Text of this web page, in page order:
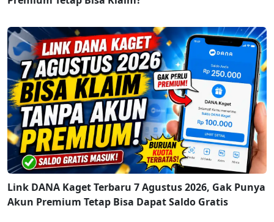
Link DANA Kaget Terbaru 7 Agustus 2026, Gak Punya
Akun Premium Tetap Bisa Dapat Saldo Gratis